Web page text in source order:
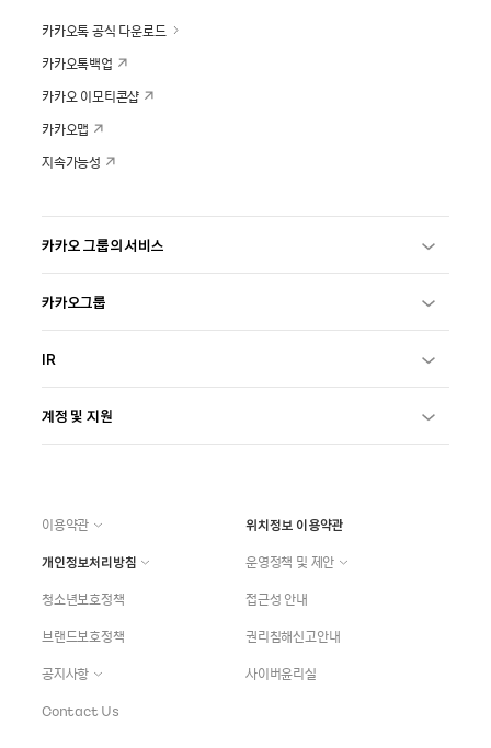
카카오톡 공식 다운로드
카카오톡백업
카카오 이모티콘샵
카카오맵
지속가능성
카카오 그룹의 서비스
카카오그룹
IR
계정 및 지원
이용약관
위치정보 이용약관
개인정보처리방침
운영정책 및 제안
청소년보호정책
접근성 안내
브랜드보호정책
권리침해신고안내
공지사항
사이버윤리실
Contact Us